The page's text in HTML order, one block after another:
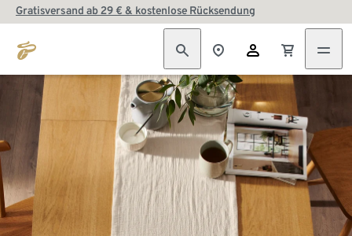
Gratisversand ab 29 € & kostenlose Rücksendung